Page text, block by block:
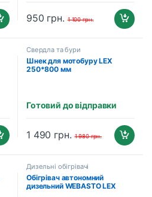
950 грн. 1 100грн.
Свердла та бури
Шнек для мотобуру LEX
250*800 мм
Готовий до відправки
1 490 грн. 1 980грн.
Дизельні обігрівачі
Обігрівач автономний
дизельний WEBASTO LEX